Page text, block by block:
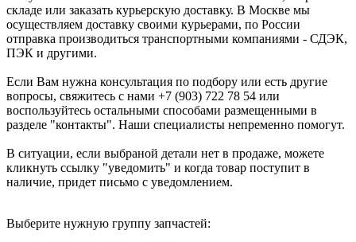
складе или заказать курьерскую доставку. В Москве мы
осуществляем доставку своими курьерами, по России
отправка производиться транспортными компаниями - СДЭК,
ПЭК и другими.
Если Вам нужна консультация по подбору или есть другие
вопросы, свяжитесь с нами +7 (903) 722 78 54 или
воспользуйтесь остальными способами размещенными в
разделе "контакты". Наши специалисты непременно помогут.
В ситуации, если выбраной детали нет в продаже, можете
кликнуть ссылку "уведомить" и когда товар поступит в
наличие, придет письмо с уведомлением.
Выберите нужную группу запчастей: